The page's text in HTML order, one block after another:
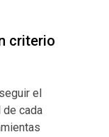
criterio
el
de cada